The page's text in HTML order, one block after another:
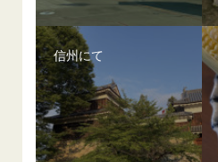
信州にて